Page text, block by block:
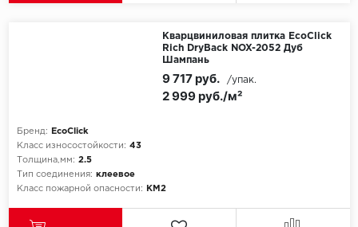
Кварцвиниловая плитка EcoClick
Rich DryBack NOX-2052 Дуб
Шампань
Бренд:
EcoClick
Класс износостойкости: 43
Толщина,мм: 2.5
Тип соединения: клеевое
Класс пожарной опасности:
КМ2
2 999 руб./м²
9 717 руб. /упак.